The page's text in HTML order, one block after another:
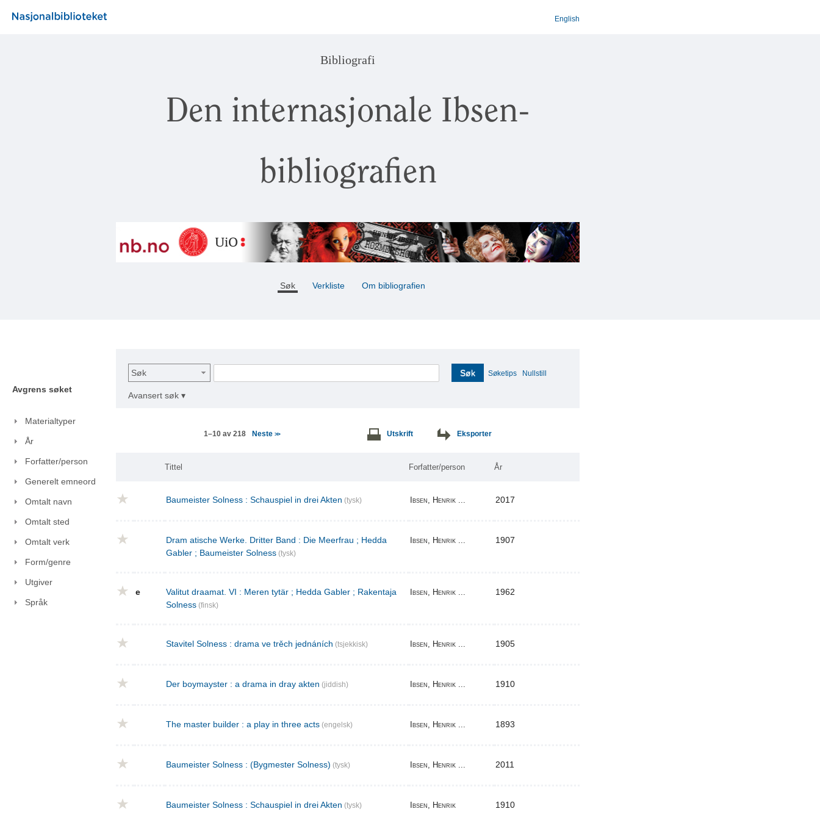
English
Bibliografi
Den internasjonale Ibsen-
bibliografien
Søk Verkliste Om bibliografien
Avgrens søket
Materialtyper
År
Forfatter/person
Generelt emneord
Omtalt navn
Omtalt sted
Omtalt verk
Form/genre
Utgiver
Språk
Søk Søk Søketips Nullstill
Avansert søk ▾
1–10 av 218 Neste >> Utskrift Eksporter
Tittel Forfatter/person År
Baumeister Solness : Schauspiel in drei Akten (tysk) Ibsen, Henrik ... 2017
Dram atische Werke. Dritter Band : Die Meerfrau ; Hedda
Gabler ; Baumeister Solness (tysk)
Ibsen, Henrik ... 1907
e
Valitut draamat. VI : Meren tytär ; Hedda Gabler ; Rakentaja
Solness (finsk)
Ibsen, Henrik ... 1962
Stavitel Solness : drama ve trěch jednáních (tsjekkisk) Ibsen, Henrik ... 1905
Der boymayster : a drama in dray akten (jiddish) Ibsen, Henrik ... 1910
The master builder : a play in three acts (engelsk) Ibsen, Henrik ... 1893
Baumeister Solness : (Bygmester Solness) (tysk) Ibsen, Henrik ... 2011
Baumeister Solness : Schauspiel in drei Akten (tysk) Ibsen, Henrik 1910